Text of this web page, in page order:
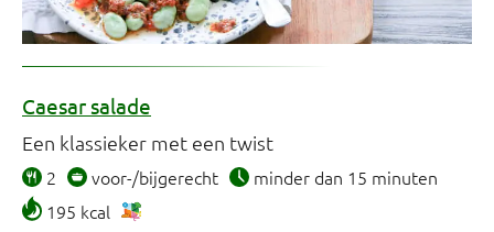
Caesar salade
Een klassieker met een twist
2 voor-/bijgerecht
minder dan 15 minuten
195 kcal